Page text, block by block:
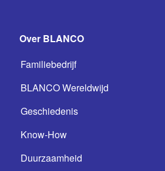
Over BLANCO
Familiebedrijf
BLANCO Wereldwijd
Geschiedenis
Know-How
Duurzaamheid